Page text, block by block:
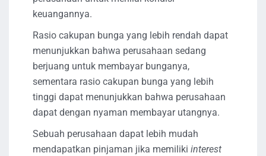
keuangannya.
Rasio cakupan bunga yang lebih rendah dapat
menunjukkan bahwa perusahaan sedang
berjuang untuk membayar bunganya,
sementara rasio cakupan bunga yang lebih
tinggi dapat menunjukkan bahwa perusahaan
dapat dengan nyaman membayar utangnya.
Sebuah perusahaan dapat lebih mudah
mendapatkan pinjaman jika memiliki interest